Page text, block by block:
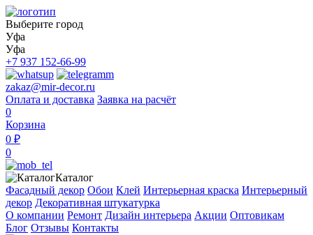
Выберите город
Уфа
Уфа
+7 937 152-66-99
zakaz@mir-decor.ru
Оплата и доставка Заявка на расчёт
0
Корзина
0 ₽
0
Каталог
Фасадный декор Обои Клей Интерьерная краска Интерьерный
декор Декоративная штукатурка
О компании Ремонт Дизайн интерьера Акции Оптовикам
Блог Отзывы Контакты